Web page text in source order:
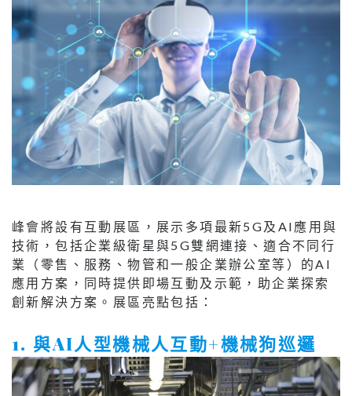
峰會將設有互動展區，展示多項最新5G及AI應用與
技術，包括企業級衛星與5G雙網連接、適合不同行
業（零售、服務、物管和一般企業辦公室等）的AI
應用方案，同時提供即場互動及示範，助企業探索
創新解決方案。展區亮點包括：
1. 與AI人型機械人互動+機械狗巡邏